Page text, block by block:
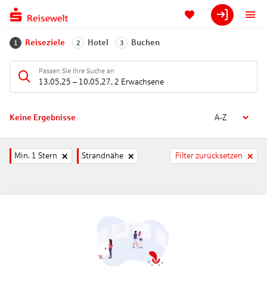
1 Reiseziele 2 Hotel 3 Buchen
Passen Sie Ihre Suche an
13.05.25 – 10.05.27, 2 Erwachsene
Keine Ergebnisse A-Z
Min. 1 Stern Strandnähe Filter zurücksetzen